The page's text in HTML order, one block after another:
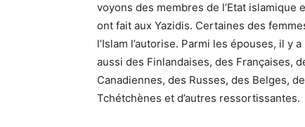
voyons des membres de l’Etat islamique
ont fait aux Yazidis. Certaines des
l’Islam l’autorise. Parmi les épouses, il y
aussi des Finlandaises, des Françaises,
Canadiennes, des Russes, des Belges,
Tchétchènes et d’autres ressortissantes.